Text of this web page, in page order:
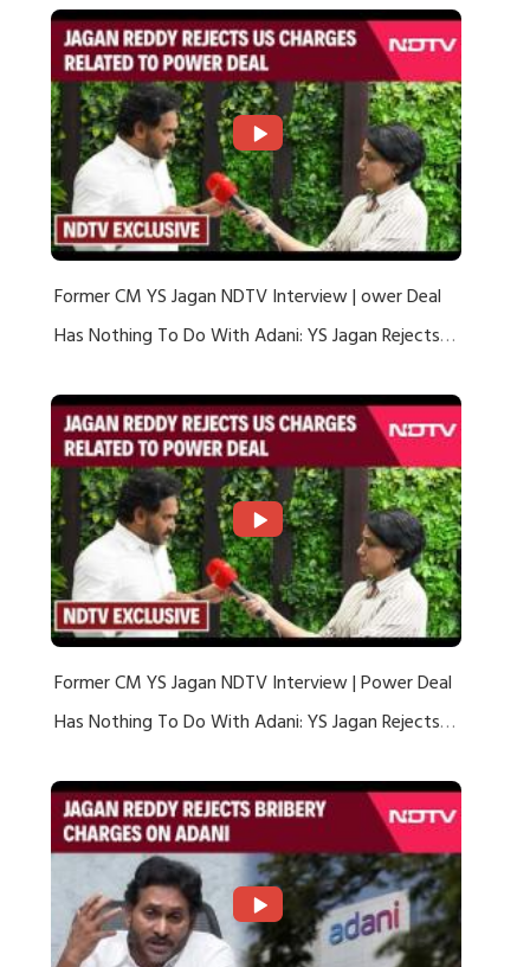
Former CM YS Jagan NDTV Interview | ower Deal
Has Nothing To Do With Adani: YS Jagan Rejects
Former CM YS Jagan NDTV Interview | Power Deal
Has Nothing To Do With Adani: YS Jagan Rejects